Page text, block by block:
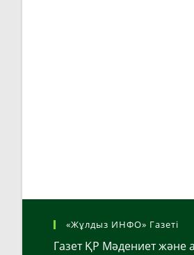
«Жұлдыз ИНФО» Газеті
Газет ҚР Мәдениет және